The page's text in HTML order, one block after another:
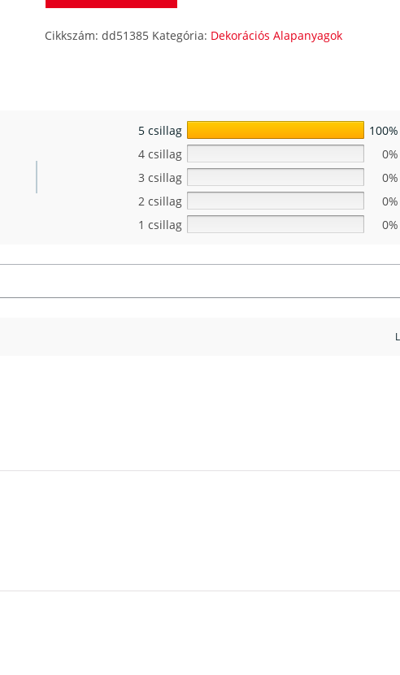
Cikkszám: dd51385 Kategória: Dekorációs Alapanyagok
5 csillag
100%
4 csillag
0%
3 csillag
0%
2 csillag
0%
1 csillag
0%